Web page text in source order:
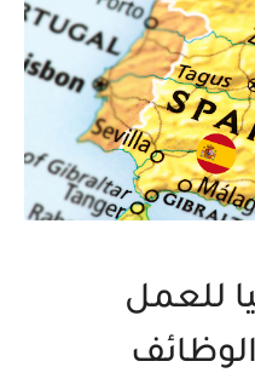
للعمل
2026: الوظائف